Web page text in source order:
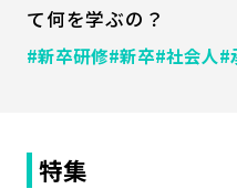
て何を学ぶの？
#新卒研修#新卒#社会人#
特集